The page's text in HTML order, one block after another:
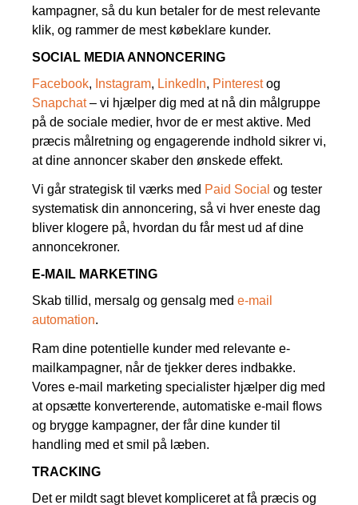
kampagner, så du kun betaler for de mest relevante
klik, og rammer de mest købeklare kunder.
SOCIAL MEDIA ANNONCERING
Facebook, Instagram, LinkedIn, Pinterestog
Snapchat– vi hjælper dig med at nå din målgruppe
på de sociale medier, hvor de er mest aktive. Med
præcis målretning og engagerende indhold sikrer vi,
at dine annoncer skaber den ønskede effekt.
Vi går strategisk til værks med Paid Social og tester
systematisk din annoncering, så vi hver eneste dag
bliver klogere på, hvordan du får mest ud af dine
annoncekroner.
E-MAIL MARKETING
Skab tillid, mersalg og gensalg med e-mail
automation.
Ram dine potentielle kunder med relevante e-
mailkampagner, når de tjekker deres indbakke.
Vores e-mail marketing specialister hjælper dig med
at opsætte konverterende, automatiske e-mail flows
og brygge kampagner, der får dine kunder til
handling med et smil på læben.
TRACKING
Det er mildt sagt blevet kompliceret at få præcis og